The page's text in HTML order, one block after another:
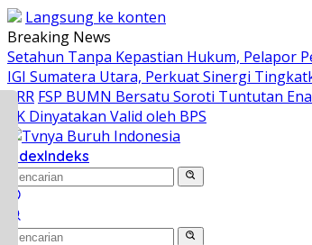
Langsung ke konten
Breaking News
Setahun Tanpa Kepastian Hukum, Pelapor
IGI Sumatera Utara, Perkuat Sinergi
PRR FSP BUMN Bersatu Soroti Tuntutan
KK Dinyatakan Valid oleh BPS
indexIndeks